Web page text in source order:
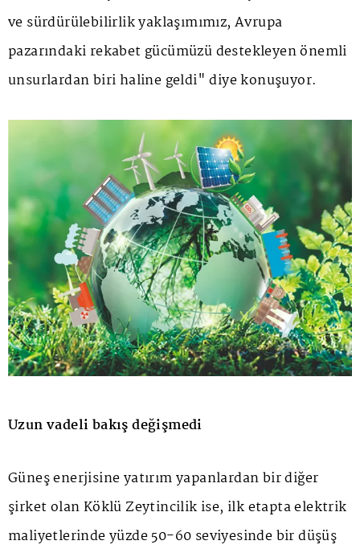
ve sürdürülebilirlik yaklaşımımız, Avrupa
pazarındaki rekabet gücümüzü destekleyen önemli
unsurlardan biri haline geldi" diye konuşuyor.
Uzun vadeli bakış değişmedi
Güneş enerjisine yatırım yapanlardan bir diğer
şirket olan Köklü Zeytincilik ise, ilk etapta elektrik
maliyetlerinde yüzde 50-60 seviyesinde bir düşüş